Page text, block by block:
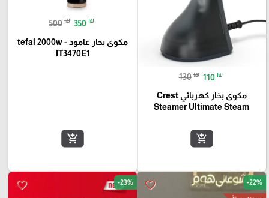
130 ₪ 110 ₪
مكوى بخار كهربائي Crest
Steamer Ultimate Steam
add_shopping_cart
500 ₪ 350 ₪
مكوى بخار عامود tefal 2000w -
IT3470E1
add_shopping_cart
favorite_border -22%
favorite_border -23%